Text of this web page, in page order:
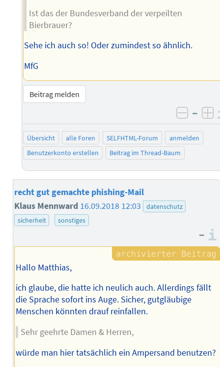
Ist das der Bundesverband der verpeilten
Bierbrauer?
Sehe ich auch so! Oder zumindest so ähnlich.
MfG
Beitrag melden
–
Übersicht alle Foren SELFHTML-Forum
anmelden
Benutzerkonto erstellen
Beitrag im Thread-Baum
recht gut gemachte phishing-Mail
Klaus Mennward 16.09.2018 12:03
datenschutz
sicherheit
sonstiges
–
Hallo Matthias,
ich glaube, die hatte ich neulich auch. Allerdings fällt
die Sprache sofort ins Auge. Sicher, gutgläubige
Menschen könnten drauf reinfallen.
Sehr geehrte Damen & Herren,
würde man hier tatsächlich ein Ampersand benutzen?